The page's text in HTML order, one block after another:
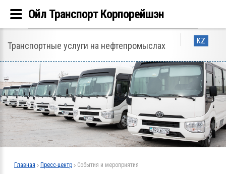
KZ
Транспортные услуги на нефтепромыслах
Главная Пресс-центр События и мероприятия
Ойл Транспорт Корпорейшэн